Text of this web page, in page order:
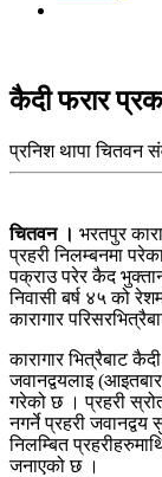
कैदी फरार
प्रनिश थापा चितवन
चितवन । भरतपुर
प्रहरी निलम्बनमा
पक्राउ परेर कैद
निवासी बर्ष ४५ को
कारागार
कारागार भित्रैबाट
जवानद्वयलाइ
गरेको छ । प्रहरी
नगर्ने प्रहरी
निलम्बित
जनाएको छ ।